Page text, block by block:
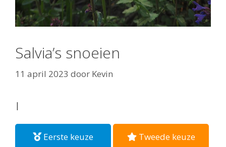
Salvia’s snoeien
11 april 2023 door Kevin
|
Eerste keuze Tweede keuze